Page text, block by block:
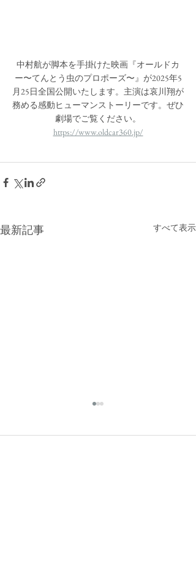
中村航が脚本を手掛けた映画『オールドカ
ー〜てんとう虫のプロポーズ〜』が2025年5
月25日全国公開いたします。主演は哀川翔が
務める感動ヒューマンストーリーです。ぜひ
劇場でご覧ください。
https://www.oldcar360.jp/
最新記事 すべて表示